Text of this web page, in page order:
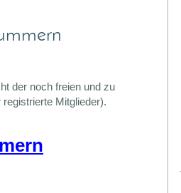
der noch freien und zu
Mitglieder).